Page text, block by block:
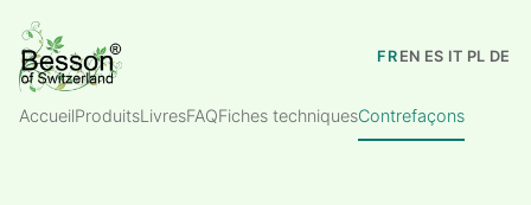
AccueilProduitsLivresFAQFiches techniquesContrefaçons
FR EN ES IT PL DE